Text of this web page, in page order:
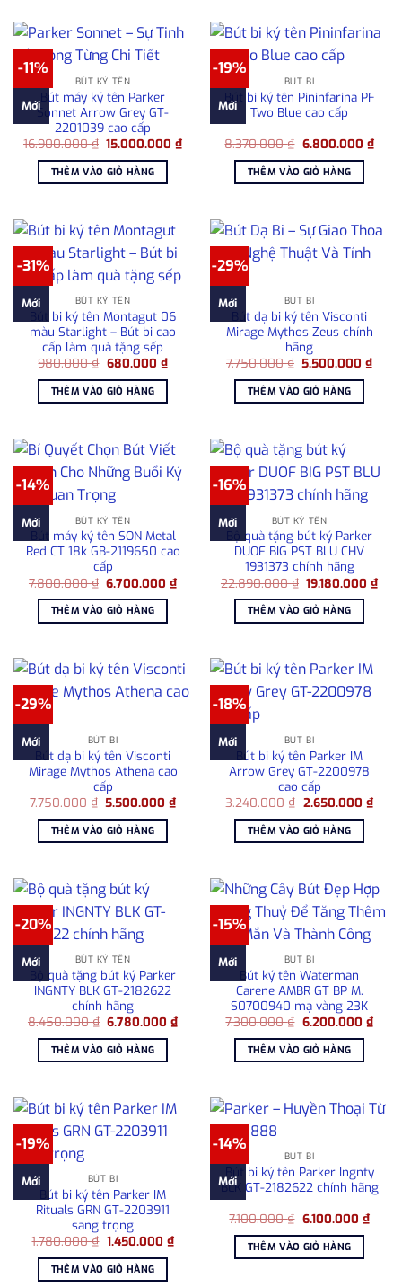
-11%
Mới
BÚT KÝ TÊN
Bút máy ký tên Parker
Sonnet Arrow Grey GT-
2201039 cao cấp
16.900.000₫ Giá
là:
16.900.000 ₫.
15.000.000₫Giá
hiện
15.000.000 ₫.
THÊM VÀO GIỎ HÀNG
-19%
Mới
BÚT BI
Bút bi ký tên Pininfarina PF
Two Blue cao cấp
8.370.000₫ Giá
là:
8.370.000 ₫.
6.800.000 ₫Giá
hiện
THÊM VÀO GIỎ HÀNG
-31%
Mới BÚT KÝ TÊN
Bút bi ký tên Montagut 06
màu Starlight – Bút bi cao
cấp làm quà tặng sếp
980.000₫ Giá
là:
980.000 ₫.
680.000 ₫Giá
hiện
680.000 ₫.
THÊM VÀO GIỎ HÀNG
-29%
Mới BÚT BI
Bút dạ bi ký tên Visconti
Mirage Mythos Zeus chính
hãng
7.750.000₫ Giá
là:
7.750.000 ₫.
5.500.000₫Giá
hiện
THÊM VÀO GIỎ HÀNG
-14%
Mới BÚT KÝ TÊN
Bút máy ký tên SON Metal
Red CT 18k GB-2119650 cao
cấp
7.800.000₫ Giá
là:
7.800.000 ₫.
6.700.000₫Giá
hiện
6.700.000 ₫.
THÊM VÀO GIỎ HÀNG
-16%
Mới BÚT KÝ TÊN
Bộ quà tặng bút ký Parker
DUOF BIG PST BLU CHV
1931373 chính hãng
22.890.000₫ Giá
là:
22.890.000 ₫.
19.180.000₫Giá
hiện
THÊM VÀO GIỎ HÀNG
-29%
Mới BÚT BI
Bút dạ bi ký tên Visconti
Mirage Mythos Athena cao
cấp
7.750.000₫ Giá
là:
7.750.000 ₫.
5.500.000₫Giá
hiện
5.500.000 ₫.
THÊM VÀO GIỎ HÀNG
-18%
Mới BÚT BI
Bút bi ký tên Parker IM
Arrow Grey GT-2200978
cao cấp
3.240.000₫ Giá
là:
3.240.000 ₫.
2.650.000 ₫Giá
hiện
THÊM VÀO GIỎ HÀNG
-20%
Mới BÚT KÝ TÊN
Bộ quà tặng bút ký Parker
INGNTY BLK GT-2182622
chính hãng
8.450.000₫ Giá
là:
8.450.000 ₫.
6.780.000₫Giá
hiện
6.780.000 ₫.
THÊM VÀO GIỎ HÀNG
-15%
Mới BÚT BI
Bút ký tên Waterman
Carene AMBR GT BP M.
S0700940 mạ vàng 23K
7.300.000₫ Giá
là:
7.300.000 ₫.
6.200.000 ₫Giá
hiện
THÊM VÀO GIỎ HÀNG
-19%
Mới BÚT BI
Bút bi ký tên Parker IM
Rituals GRN GT-2203911
sang trọng
1.780.000₫ Giá
là:
1.780.000 ₫.
1.450.000 ₫Giá
THÊM VÀO GIỎ HÀNG
-14%
Mới
BÚT BI
Bút bi ký tên Parker Ingnty
BLK GT-2182622 chính hãng
7.100.000₫ Giá
là:
7.100.000 ₫.
6.100.000 ₫Giá
THÊM VÀO GIỎ HÀNG